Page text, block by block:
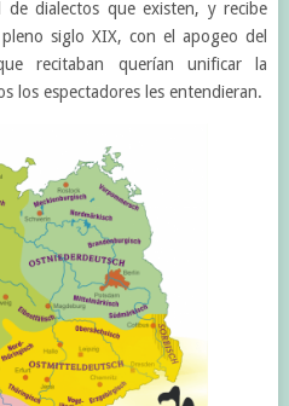
dialectos que existen, y recibe
siglo XIX, con el apogeo del
recitaban querían unificar la
los espectadores les entendieran.